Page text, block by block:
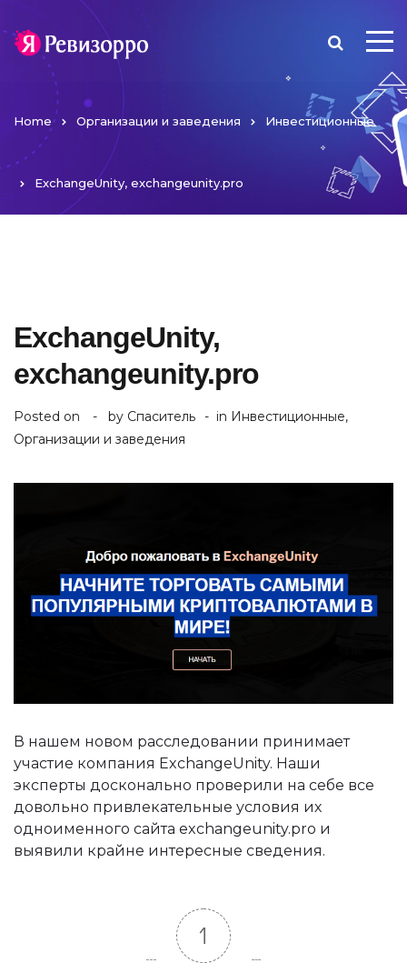
Home Организации и заведения Инвестиционные
ExchangeUnity, exchangeunity.pro
ExchangeUnity,
exchangeunity.pro
Posted on by Спаситель in Инвестиционные,
Организации и заведения
В нашем новом расследовании принимает
участие компания ExchangeUnity. Наши
эксперты досконально проверили на себе все
довольно привлекательные условия их
одноименного сайта exchangeunity.pro и
выявили крайне интересные сведения.
1